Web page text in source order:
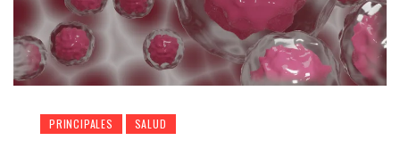
PRINCIPALES SALUD